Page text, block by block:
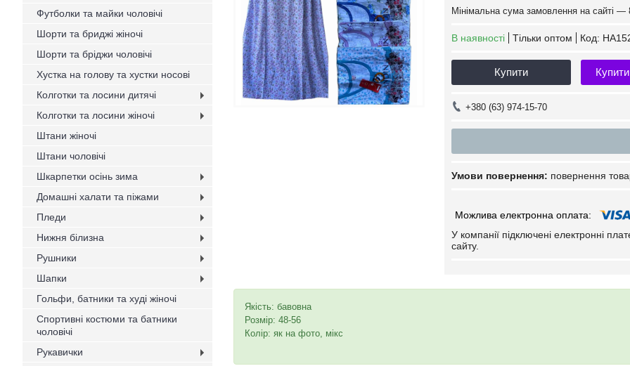
Мінімальна сума замовлення на сайті —
В наявності Тільки оптом Код:
Купити
+380 (63) 974-15-70
повернення
У компанії підключені електронні
сайту.
Якість: бавовна
Розмір: 48-56
Колір: як на фото, мікс
Футболки та майки чоловічі
Шорти та бриджі жіночі
Шорти та бріджи чоловічі
Хустка на голову та хустки носові
Колготки та лосини дитячі
Колготки та лосини жіночі
Штани жіночі
Штани чоловічі
Шкарпетки осінь зима
Домашні халати та піжами
Пледи
Нижня білизна
Рушники
Шапки
Гольфи, батники та худі жіночі
Спортивні костюми та батники
чоловічі
Рукавички